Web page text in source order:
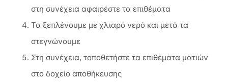
στη συνέχεια αφαιρέστε τα επιθέματα
Τα ξεπλένουμε με χλιαρό νερό και μετά τα
στεγνώνουμε
Στη συνέχεια, τοποθετήστε τα επιθέματα ματιών
στο δοχείο αποθήκευσης